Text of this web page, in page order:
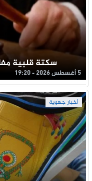
سكتة قلبية
5 أغسطس 2026 - 19:20
أخبار جهوية